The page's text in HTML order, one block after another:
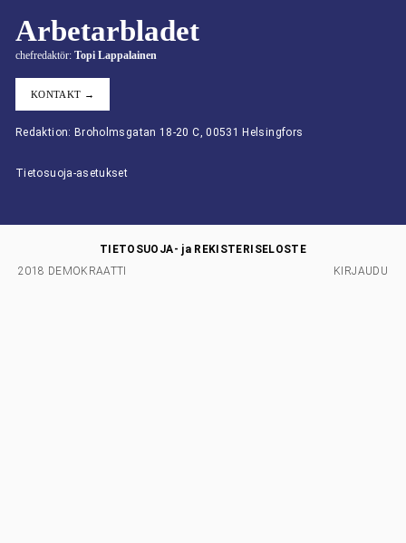
Arbetarbladet
chefredaktör: Topi Lappalainen
KONTAKT →
Redaktion: Broholmsgatan 18-20 C, 00531 Helsingfors
Tietosuoja-asetukset
2018 DEMOKRAATTI
TIETOSUOJA- ja REKISTERISELOSTE
KIRJAUDU